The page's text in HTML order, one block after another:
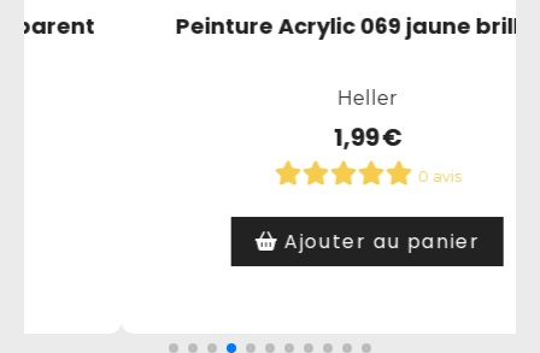
Peinture Acrylic 069 jaune brillant
0 avis
Ajouter au panier